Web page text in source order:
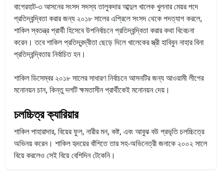
বাগেরহাট-৩ আসনের সংসদ সদস্য তালুকদার আব্দুল খালেক খুলনার মেয়র পদে
প্রতিদ্বন্দ্বিতা করার জন্য ২০১৮ সালের এপ্রিলে সংসদ থেকে পদত্যাগ করলে,
শাকিল স্বতন্ত্র প্রার্থী হিসেবে উপনির্বাচনে প্রতিদ্বন্দ্বিতা করার কথা বিবেচনা
করেন। তবে শাকিল প্রতিদ্বন্দ্বীতা ছেড়ে দিলে খালেকের স্ত্রী হাবিবুন নাহার বিনা
প্রতিদ্বন্দ্বিতায় নির্বাচিত হন।
শাকিল ডিসেম্বর ২০১৮ সালের সাধারণ নির্বাচনে আসনটির জন্য আওয়ামী লীগের
মনোনয়ন চান, কিন্তু দলটি ক্ষমতাসীন প্রার্থীকেই মনোনয়ন দেয়।
চলচ্চিত্র ক্যারিয়ার
শাকিল পাহারাদার, বিয়ের ফুল, নারীর মন, কষ্ট, এবং আবুঝ বউ প্রভৃতি চলচ্চিত্রে
অভিনয় করেন। শাকিল হৃদয়ের বাঁশিতে তার সহ-অভিনেত্রী জনাকে ২০০২ সালে
বিয়ে করলেও সেই বিয়ে বেশিদিন টেকেনি।